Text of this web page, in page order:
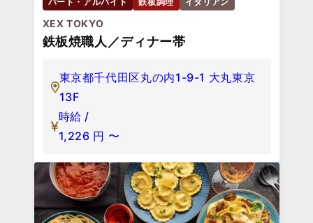
XEX TOKYO
鉄板焼職人／ディナー帯
東京都千代田区丸の内1-9-1 大丸東京
13F
時給 /
1,226 円 〜